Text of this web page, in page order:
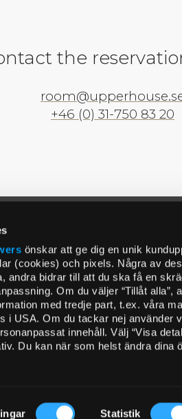
önskar att ge dig en unik
(cookies) och pixels. Några av
andra bidrar till att du ska få en
Om du väljer “Tillåt alla”,
med tredje part, t.ex. våra
i USA. Om du tackar nej använder
innehåll. Välj “Visa
Du kan när som helst ändra dina
Statistik
the
+46 (0) 31-750 83 20